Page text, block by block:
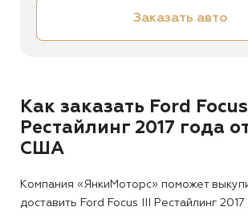
Заказать авто
Как заказать Ford Focus
Рестайлинг 2017 года
США
Компания «ЯнкиМоторс» поможет
доставить Ford Focus III Рестайлинг